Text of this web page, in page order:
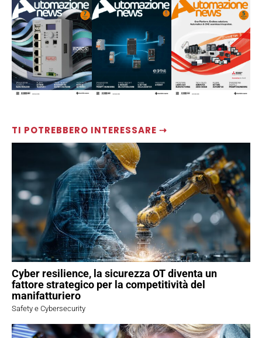
TI POTREBBERO INTERESSARE ⇢
Cyber resilience, la sicurezza OT diventa un
fattore strategico per la competitività del
manifatturiero
Safety e Cybersecurity